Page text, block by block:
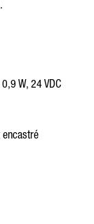
W, 24 VDC
encastré